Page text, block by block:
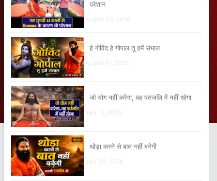
परेशान
August 04, 2026
हे गोविंद हे गोपाल तू हमें संभाल
August 01, 2026
जो योग नहीं करेगा, वह पतंजलि में नहीं रहेगा
July 16, 2026
थोड़ा करने से बात नहीं बनेगी
July 30, 2026